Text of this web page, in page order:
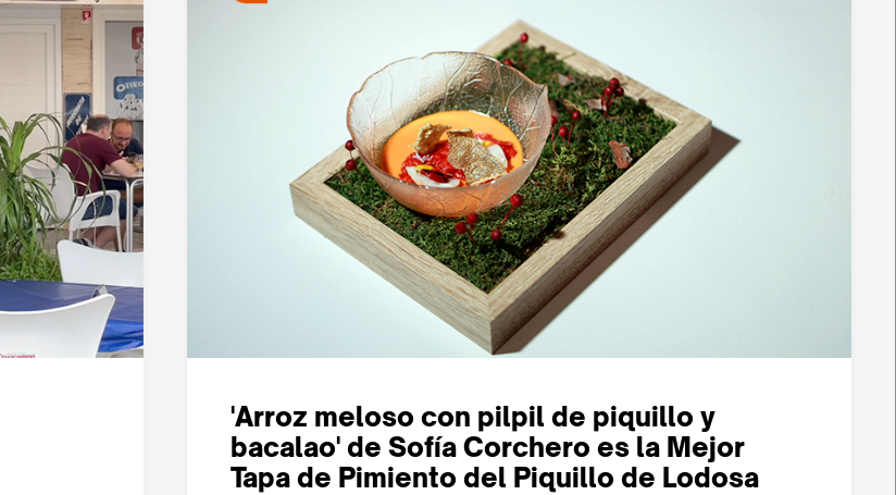
'Arroz meloso con pilpil de piquillo y
bacalao' de Sofía Corchero es la Mejor
Tapa de Pimiento del Piquillo de Lodosa